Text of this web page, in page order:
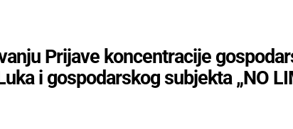
Prijave koncentracije
i gospodarskog subjekta „NO